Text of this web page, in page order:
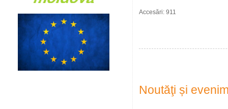
Accesări: 911
Noutăţi și